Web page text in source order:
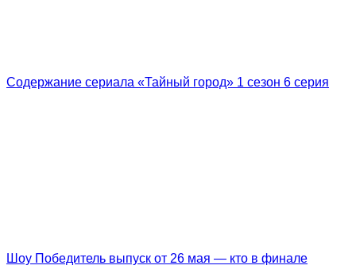
Содержание сериала «Тайный город» 1 сезон 6 серия
Шоу Победитель выпуск от 26 мая — кто в финале